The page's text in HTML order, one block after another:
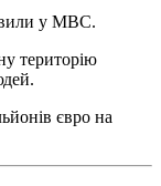
у МВС.
територію
євро на